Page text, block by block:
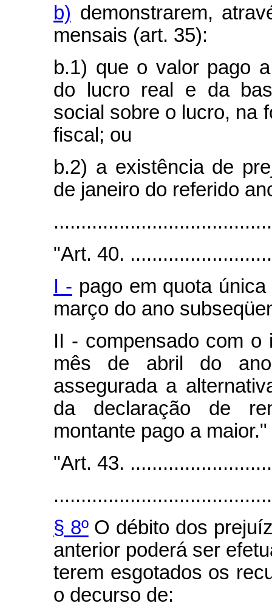
b) demonstrarem,
mensais (art. 35):
b.1) que o valor pago
do lucro real e da
social sobre o lucro, na
fiscal; ou
b.2) a existência de
de janeiro do referido
"Art. 40.
I - pago em quota
março do ano
II - compensado com
mês de abril do ano
assegurada a
da declaração de
montante pago a maior."
"Art. 43.
§ 8ºO débito dos
anterior poderá ser
terem esgotados os
o decurso de: